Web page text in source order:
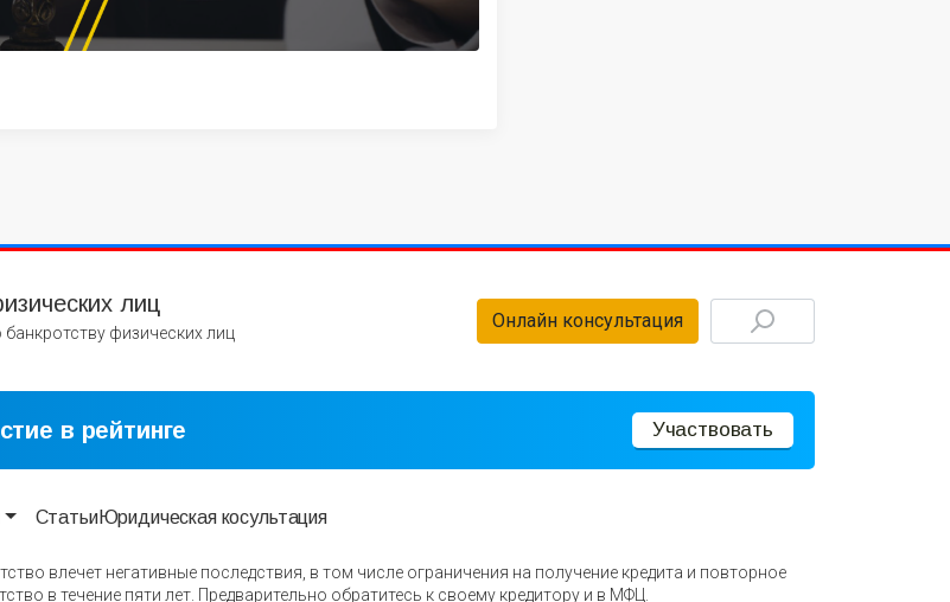
лиц
физических лиц
Онлайн консультация
в рейтинге Участвовать
СтатьиЮридическая косультация
влечет негативные последствия, в том числе ограничения на получение кредита и повторное
в течение пяти лет. Предварительно обратитесь к своему кредитору и в МФЦ.